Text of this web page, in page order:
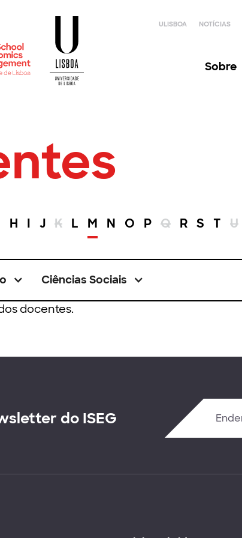
ULISBOA NOTÍCIAS
Sobre
H I J K L M N O P Q R S T U
Ciências Sociais
docentes.
do ISEG